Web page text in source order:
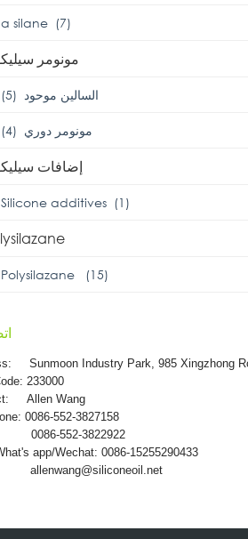
α silane (7)
مونومر
السالين موحود (5)
مونومر دوري (4)
إضافات
Silicone additives (1)
Polysilazane (15)
Sunmoon Industry Park, 985 Xingzhong
233000
Allen Wang
0086-552-3827158
552-3822922
app/Wechat: 0086-15255290433
allenwang@siliconeoil.net